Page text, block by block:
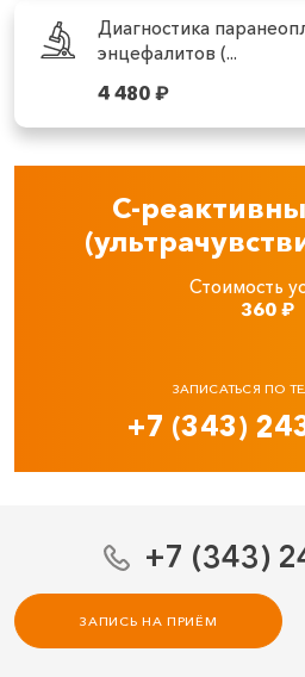
Диагностика
энцефалитов (...
4 480₽
С-
Стоимость
360₽
ЗАПИСАТЬСЯ ПО
+7 (343)
+7 (343)
ЗАПИСЬ НА ПРИЁМ